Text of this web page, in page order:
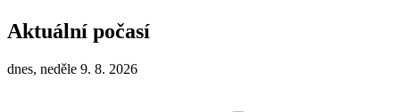
Aktuální počasí
dnes, neděle 9. 8. 2026